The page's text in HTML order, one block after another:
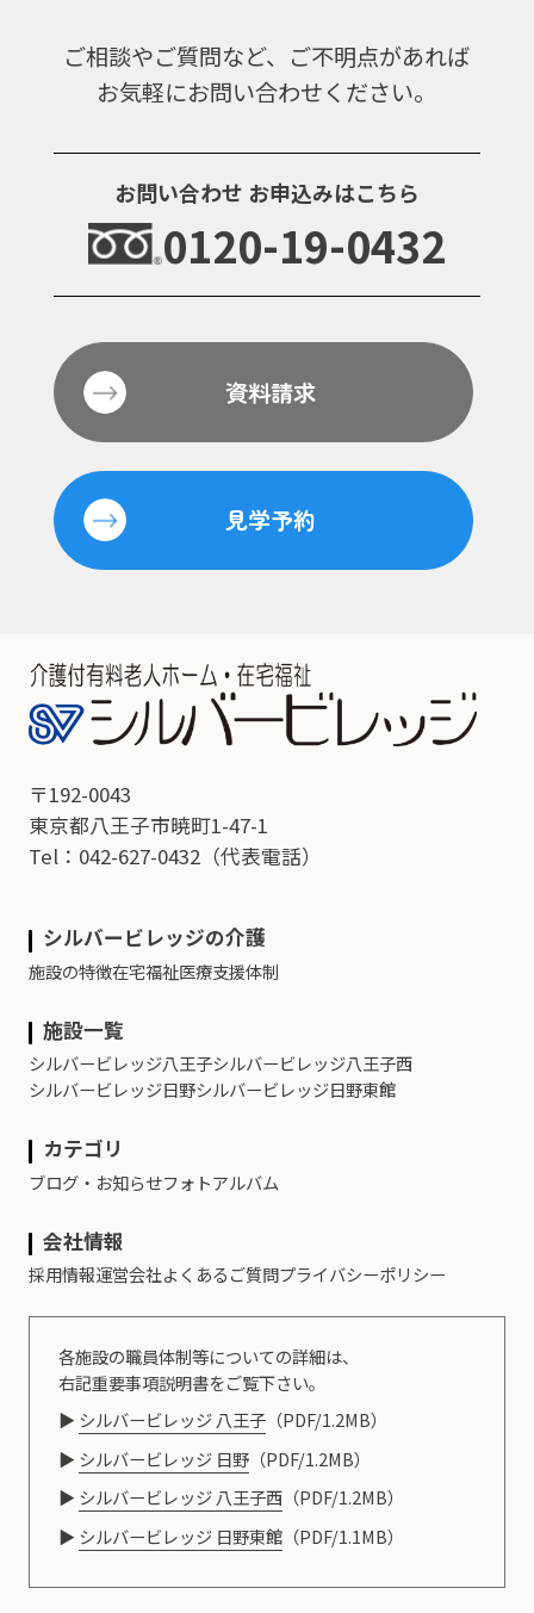
ご相談やご質問など、ご不明点があれば
お気軽にお問い合わせください。
お問い合わせ お申込みはこちら
0120-19-0432
資料請求
見学予約
〒192-0043
東京都八王子市暁町1-47-1
Tel：042-627-0432（代表電話）
シルバービレッジの介護
施設の特徴在宅福祉医療支援体制
施設一覧
シルバービレッジ八王子シルバービレッジ八王子西
シルバービレッジ日野シルバービレッジ日野東館
カテゴリ
ブログ・お知らせフォトアルバム
会社情報
採用情報運営会社よくあるご質問プライバシーポリシー
各施設の職員体制等についての詳細は、
右記重要事項説明書をご覧下さい。
シルバービレッジ 八王子（PDF/1.2MB）
シルバービレッジ 日野（PDF/1.2MB）
シルバービレッジ 八王子西（PDF/1.2MB）
シルバービレッジ 日野東館（PDF/1.1MB）